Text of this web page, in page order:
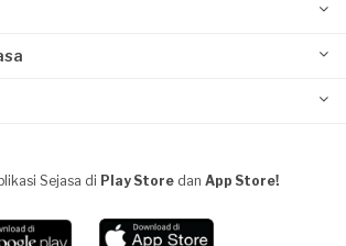
Sejasa di Play Store dan App Store!